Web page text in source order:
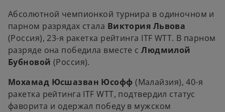
Абсолютной чемпионкой турнира в одиночном и
парном разрядах стала Виктория Львова
(Россия), 23-я ракетка рейтинга ITF WTT. В парном
разряде она победила вместе сЛюдмилой
Бубновой (Россия).
Мохамад Юсшазван Юсофф (Малайзия), 40-я
ракетка рейтинга ITF WTT, подтвердил статус
фаворита и одержал победу в мужском